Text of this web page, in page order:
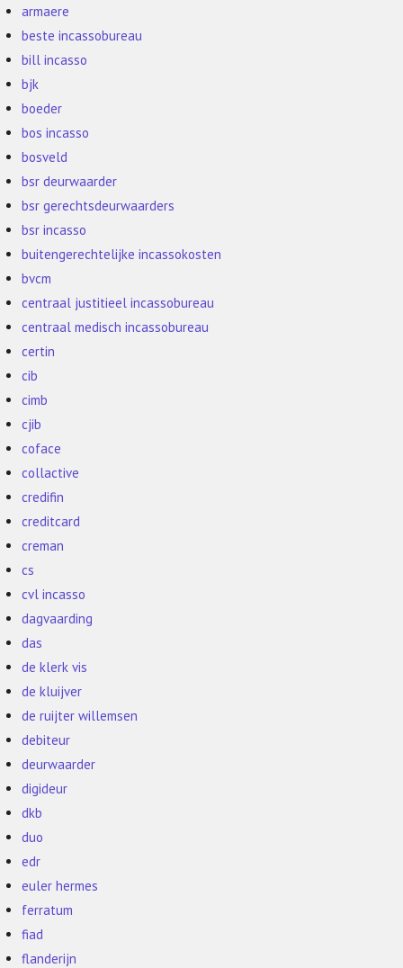
armaere
beste incassobureau
bill incasso
bjk
boeder
bos incasso
bosveld
bsr deurwaarder
bsr gerechtsdeurwaarders
bsr incasso
buitengerechtelijke incassokosten
bvcm
centraal justitieel incassobureau
centraal medisch incassobureau
certin
cib
cimb
cjib
coface
collactive
credifin
creditcard
creman
cs
cvl incasso
dagvaarding
das
de klerk vis
de kluijver
de ruijter willemsen
debiteur
deurwaarder
digideur
dkb
duo
edr
euler hermes
ferratum
fiad
flanderijn